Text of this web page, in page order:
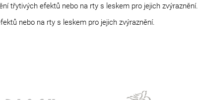
třytivých efektů nebo na rty s leskem pro jejich zvýraznění.
nebo na rty s leskem pro jejich zvýraznění.